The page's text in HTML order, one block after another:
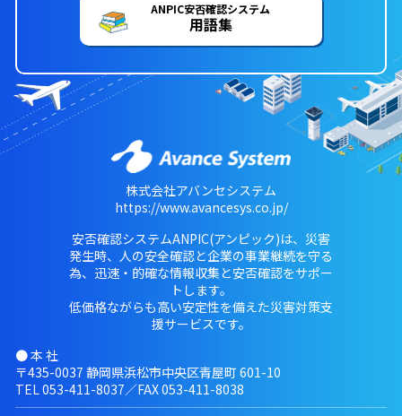
ANPIC安否確認システム
用語集
株式会社アバンセシステム
https://www.avancesys.co.jp/
安否確認システムANPIC(アンピック)は、災害
発生時、人の安全確認と企業の事業継続を守る
為、迅速・的確な情報収集と安否確認をサポー
トします。
低価格ながらも高い安定性を備えた災害対策支
援サービスです。
● 本 社
〒435-0037 静岡県浜松市中央区青屋町 601-10
TEL 053-411-8037／FAX 053-411-8038